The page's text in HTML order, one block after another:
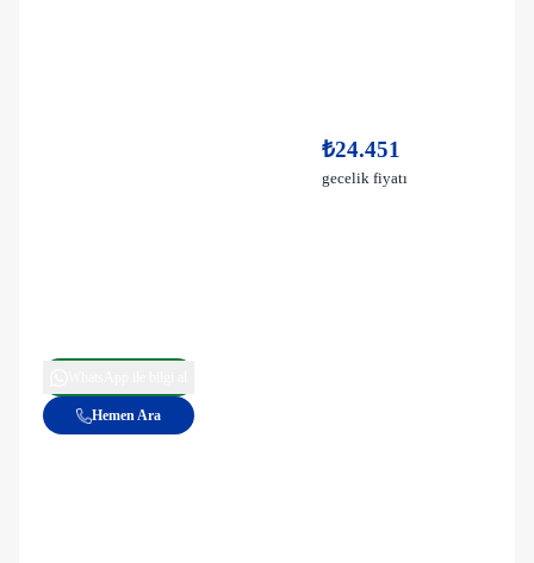
₺24.451
gecelik fiyatı
Hemen Ara